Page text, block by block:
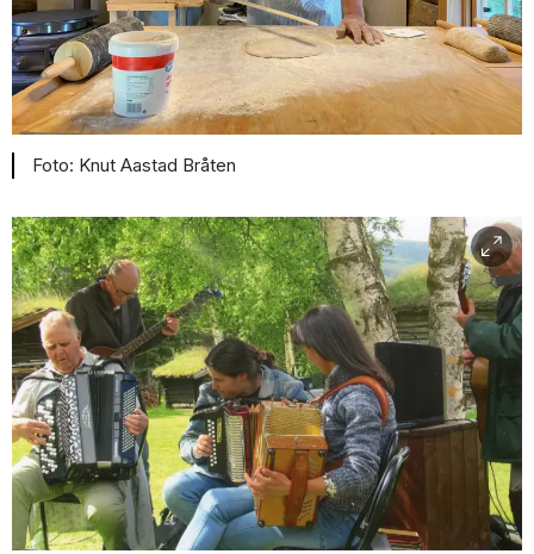
Knut Aastad Bråten